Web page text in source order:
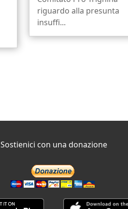
riguardo alla presunta
insuffi...
Sostienici con una donazione